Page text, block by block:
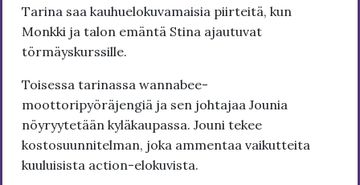
Tarina saa kauhuelokuvamaisia piirteitä, kun
Monkki ja talon emäntä Stina ajautuvat
törmäyskurssille.
Toisessa tarinassa wannabee-
moottoripyöräjengiä ja sen johtajaa Jounia
nöyryytetään kyläkaupassa. Jouni tekee
kostosuunnitelman, joka ammentaa vaikutteita
kuuluisista action-elokuvista.